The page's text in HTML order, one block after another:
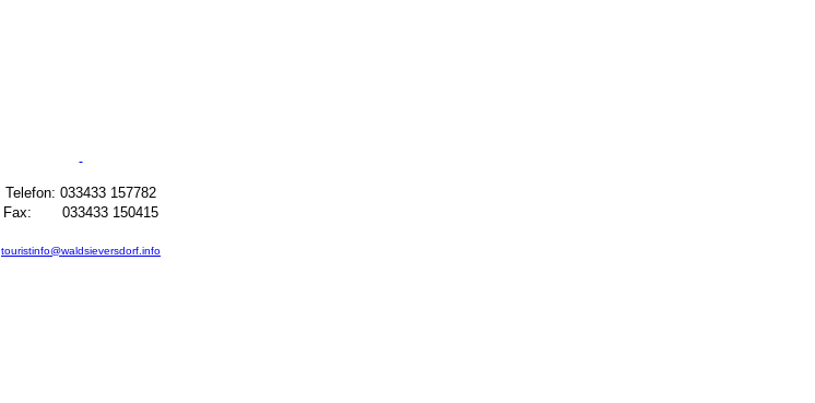
Telefon: 033433 157782
Fax: 033433 150415
touristinfo@waldsieversdorf.info